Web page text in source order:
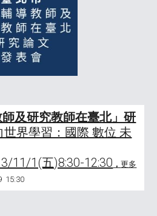
師及研究教師在臺北」研
世界學習：國際 數位 未
11/1(五)8:30-12:30 ，更多
15:30